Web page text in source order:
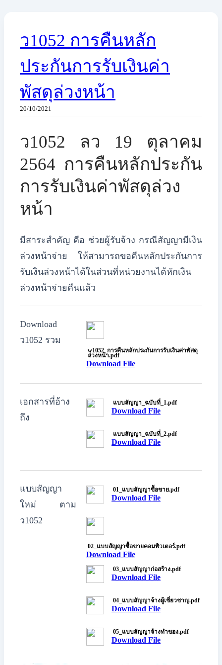
ว1052 การคืนหลัก
ประกันการรับเงินค่า
พัสดุล่วงหน้า
20/10/2021
ว1052 ลว 19 ตุลาคม
2564 ​การคืนหลักประกัน
การรับเงินค่าพัสดุล่วง
หน้า
มีสาระสำคัญ คือ ช่วยผู้รับจ้าง กรณีสัญญามีเงิน
ล่วงหน้าจ่าย ให้สามารถขอคืนหลักประกันการ
รับเงินล่วงหน้าได้ในส่วนที่หน่วยงานได้หักเงิน
ล่วงหน้าจ่ายคืนแล้ว
Download
ว1052 รวม
w1052_การคืนหลักประกันการรับเงินค่าพัสดุ
ล่วงหน้า.pdf
Download File
เอกสารที่อ้าง
ถึง
แบบสัญญา_ฉบับที่_1.pdf
Download File
แบบสัญญา_ฉบับที่_2.pdf
Download File
แบบสัญญา
ใหม่ ตาม
ว1052
01_แบบสัญญาซื้อขาย.pdf
Download File
02_แบบสัญญาซื้อขายคอมพิวเตอร์.pdf
Download File
03_แบบสัญญาก่อสร้าง.pdf
Download File
04_แบบสัญญาจ้างผู้เชี่ยวชาญ.pdf
Download File
05_แบบสัญญาจ้างทำของ.pdf
Download File